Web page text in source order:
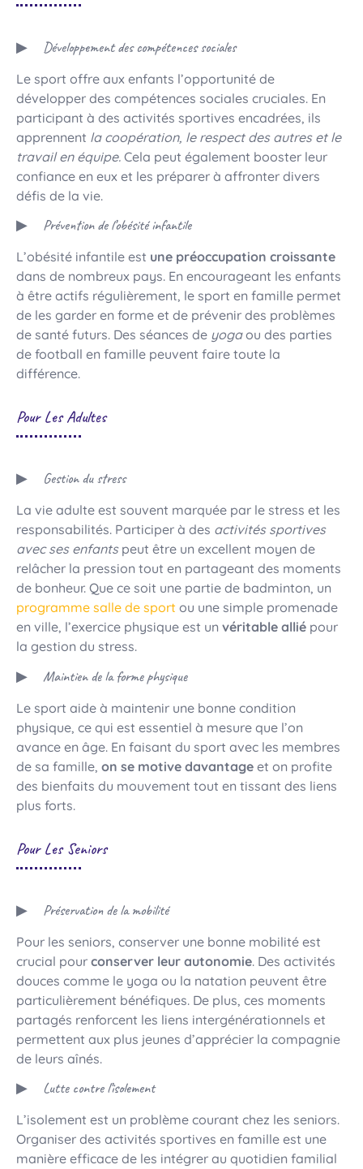
Développement des compétences sociales
Le sport offre aux enfants l’opportunité de
développer des compétences sociales cruciales. En
participant à des activités sportives encadrées, ils
apprennent la coopération, le respect des autres et le
travail en équipe. Cela peut également booster leur
confiance en eux et les préparer à affronter divers
défis de la vie.
Prévention de l’obésité infantile
L’obésité infantile est une préoccupation croissante
dans de nombreux pays. En encourageant les enfants
à être actifs régulièrement, le sport en famille permet
de les garder en forme et de prévenir des problèmes
de santé futurs. Des séances de yogaou des parties
de football en famille peuvent faire toute la
différence.
Pour Les Adultes
Gestion du stress
La vie adulte est souvent marquée par le stress et les
responsabilités. Participer à des activités sportives
avec ses enfantspeut être un excellent moyen de
relâcher la pression tout en partageant des moments
de bonheur. Que ce soit une partie de badminton, un
programme salle de sport ou une simple promenade
en ville, l’exercice physique est un véritable allié pour
la gestion du stress.
Maintien de la forme physique
Le sport aide à maintenir une bonne condition
physique, ce qui est essentiel à mesure que l’on
avance en âge. En faisant du sport avec les membres
de sa famille, on se motive davantage et on profite
des bienfaits du mouvement tout en tissant des liens
plus forts.
Pour Les Seniors
Préservation de la mobilité
Pour les seniors, conserver une bonne mobilité est
crucial pour conserver leur autonomie. Des activités
douces comme le yoga ou la natation peuvent être
particulièrement bénéfiques. De plus, ces moments
partagés renforcent les liens intergénérationnels et
permettent aux plus jeunes d’apprécier la compagnie
de leurs aînés.
Lutte contre l’isolement
L’isolement est un problème courant chez les seniors.
Organiser des activités sportives en famille est une
manière efficace de les intégrer au quotidien familial